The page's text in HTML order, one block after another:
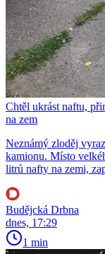
Chtěl ukrást naftu,
na zem
Neznámý zloděj
kamionu. Místo
litrů nafty na zemi,
Budějcká Drbna
dnes, 17:29
1 min